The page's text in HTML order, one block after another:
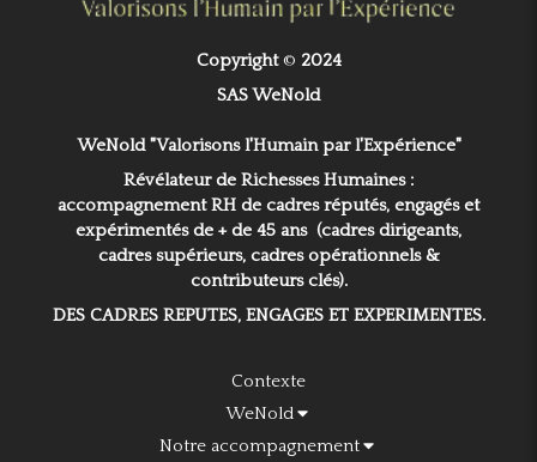
Copyright© 2024
SAS WeNold
WeNold "Valorisons l'Humain par l'Expérience"
Révélateur de Richesses Humaines :
accompagnement RH de cadres réputés, engagés et
expérimentés de + de 45 ans (cadres dirigeants,
cadres supérieurs, cadres opérationnels &
contributeurs clés).
DES CADRES REPUTES, ENGAGES ET EXPERIMENTES.
Contexte
WeNold
Notre accompagnement